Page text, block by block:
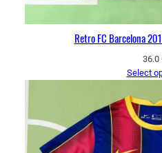
Retro FC Barcelona
36.0
Select